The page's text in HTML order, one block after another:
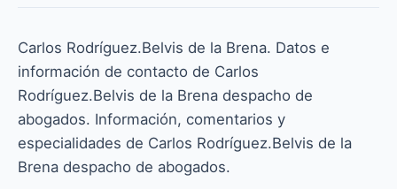
Carlos Rodríguez.Belvis de la Brena. Datos e
información de contacto de Carlos
Rodríguez.Belvis de la Brena despacho de
abogados. Información, comentarios y
especialidades de Carlos Rodríguez.Belvis de la
Brena despacho de abogados.